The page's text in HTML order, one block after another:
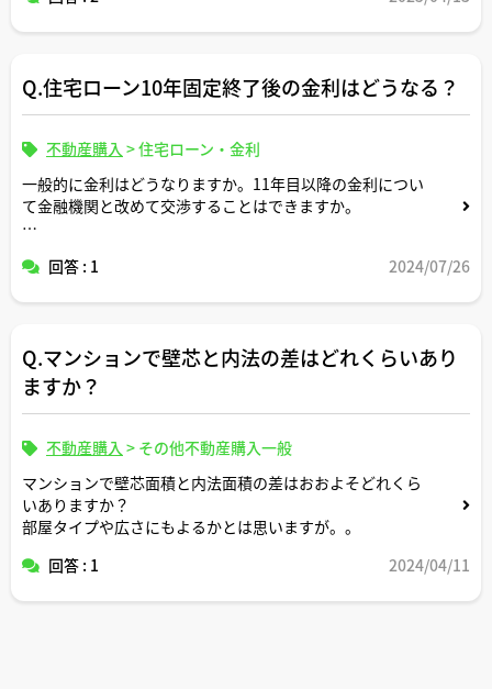
Q.住宅ローン10年固定終了後の金利はどうなる？
不動産購入 >住宅ローン・金利
一般的に金利はどうなりますか。11年目以降の金利につい
て金融機関と改めて交渉することはできますか。
選択肢もあり得ますか。
回答 : 1 2024/07/26
Q.マンションで壁芯と内法の差はどれくらいあり
ますか？
不動産購入 > その他不動産購入一般
マンションで壁芯面積と内法面積の差はおおよそどれくら
いありますか？
部屋タイプや広さにもよるかとは思いますが。。
回答 : 1
2024/04/11